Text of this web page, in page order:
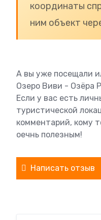
координаты
ним объект
А вы уже посещали
Озеро Виви - Озёра
Если у вас есть
туристической
комментарий, кому
оечнь полезным!
Написать отзыв